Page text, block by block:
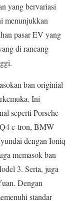
yang bervariasi
menunjukkan
pasar EV yang
di rancang
ban originial
Ini
seperti Porsche
e-tron, BMW
dengan Ioniq
memasok ban
3. Serta, juga
Dengan
standar